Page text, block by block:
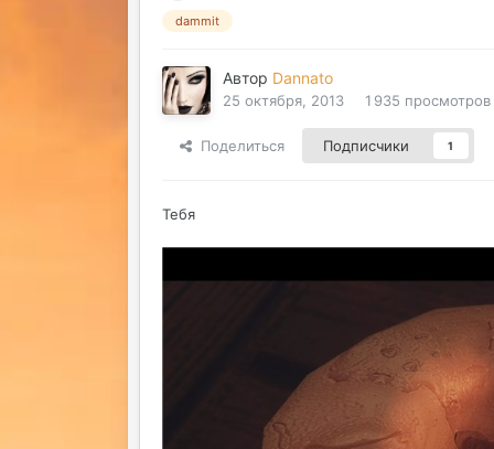
dammit
Автор Dannato
25 октября, 2013 1 935 просмотров
Поделиться Подписчики 1
Тебя